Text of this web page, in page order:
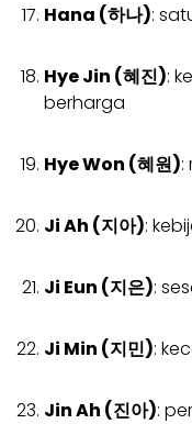
Hana (하나):
Hye Jin (혜진):
berharga
Hye Won (혜원):
Ji Ah (지아):
Ji Eun (지은):
Ji Min (지민):
Jin Ah (진아):